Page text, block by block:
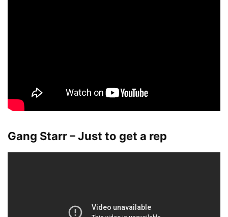
Gang Starr – Just to get a rep